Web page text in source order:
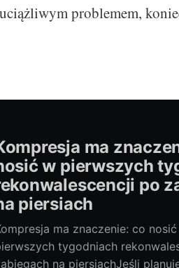
problemem,
ma
w pierwszych
po
piersiach
ma znaczenie: co
tygodniach
na piersiachJeśli